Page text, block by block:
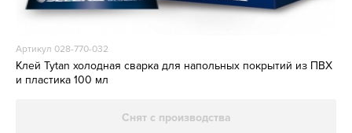
Артикул 028-770-032
Клей Tytan холодная сварка для напольных покрытий из ПВХ
и пластика 100 мл
Снят с производства